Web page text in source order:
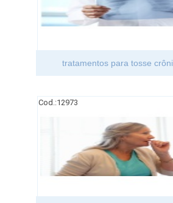
tratamentos para tosse
Cod.:12973